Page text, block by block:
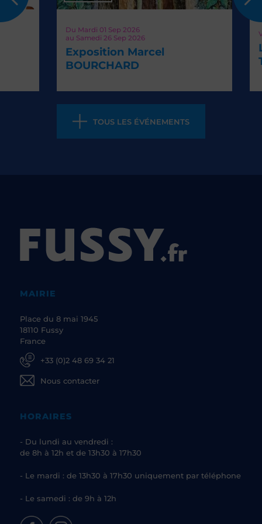
Mardi 01 Sep 2026
Samedi 26 Sep 2026
Exposition Marcel
BOURCHARD
TOUS LES ÉVÉNEMENTS
MAIRIE
Place du 8 mai 1945
18110 Fussy
France
+33 (0)2 48 69 34 21
Nous contacter
HORAIRES
- Du lundi au vendredi :
de 8h à 12h et de 13h30 à 17h30
- Le mardi : de 13h30 à 17h30 uniquement par téléphone
- Le samedi : de 9h à 12h